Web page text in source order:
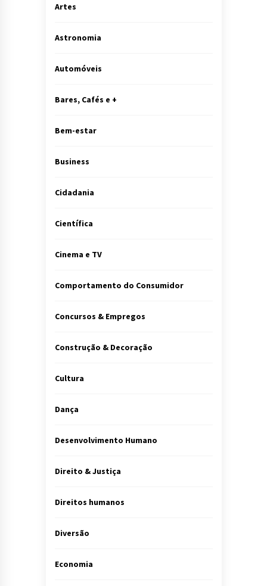
Artes
Astronomia
Automóveis
Bares, Cafés e +
Bem-estar
Business
Cidadania
Científica
Cinema e TV
Comportamento do Consumidor
Concursos & Empregos
Construção & Decoração
Cultura
Dança
Desenvolvimento Humano
Direito & Justiça
Direitos humanos
Diversão
Economia